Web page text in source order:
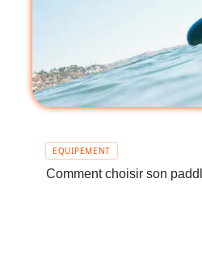
EQUIPEMENT
Comment choisir son